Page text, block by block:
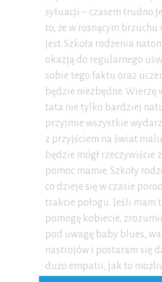
sytuacji – czasem trudno
to, że w rosnącym
jest. Szkoła rodzenia
okazją do regularnego
sobie tego faktu oraz
będzie niezbędne. Wierzę
tata nie tylko bardziej
przyjmie wszystkie
z przyjściem na świat
będzie mógł rzeczywiście
pomoc mamie. Szkoły
co dzieje się w czasie
trakcie połogu. Jeśli mam
pomogę kobiecie,
pod uwagę baby blues,
nastrojów i postaram się
dużo empatii, jak to